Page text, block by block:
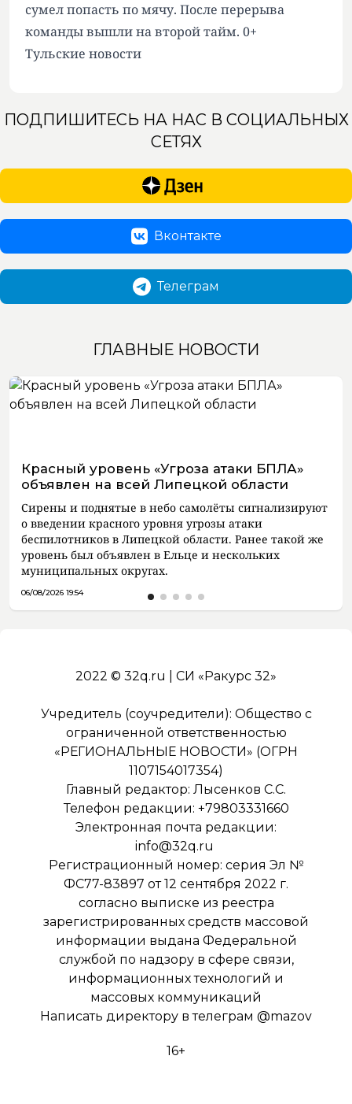
сумел попасть по мячу. После перерыва
команды вышли на второй тайм. 0+
Тульские новости
ПОДПИШИТЕСЬ НА НАС В СОЦИАЛЬНЫХ
СЕТЯХ
Вконтакте
Телеграм
ГЛАВНЫЕ НОВОСТИ
Красный уровень «Угроза атаки БПЛА»
объявлен на всей Липецкой области
Сирены и поднятые в небо самолёты сигнализируют
о введении красного уровня угрозы атаки
беспилотников в Липецкой области. Ранее такой же
уровень был объявлен в Ельце и нескольких
муниципальных округах.
06/08/2026 19:54
2022 © 32q.ru | СИ «Ракурс 32»
Учредитель (соучредители): Общество с
ограниченной ответственностью
«РЕГИОНАЛЬНЫЕ НОВОСТИ» (ОГРН
1107154017354)
Главный редактор: Лысенков С.С.
Телефон редакции: +79803331660
Электронная почта редакции:
info@32q.ru
Регистрационный номер: серия Эл №
ФС77-83897 от 12 сентября 2022 г.
согласно выписке из реестра
зарегистрированных средств массовой
информации выдана Федеральной
службой по надзору в сфере связи,
информационных технологий и
массовых коммуникаций
Написать директору в телеграм @mazov
16+